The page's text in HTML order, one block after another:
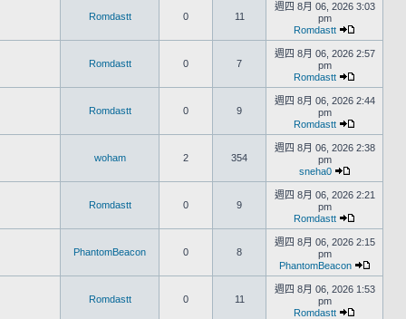
Romdastt 0 11
週四 8月 06, 2026 3:03
pm
Romdastt
Romdastt 0 7
週四 8月 06, 2026 2:57
pm
Romdastt
Romdastt 0 9
週四 8月 06, 2026 2:44
pm
Romdastt
woham 2 354
週四 8月 06, 2026 2:38
pm
sneha0
Romdastt 0 9
週四 8月 06, 2026 2:21
pm
Romdastt
PhantomBeacon 0 8
週四 8月 06, 2026 2:15
pm
PhantomBeacon
Romdastt 0 11
週四 8月 06, 2026 1:53
pm
Romdastt